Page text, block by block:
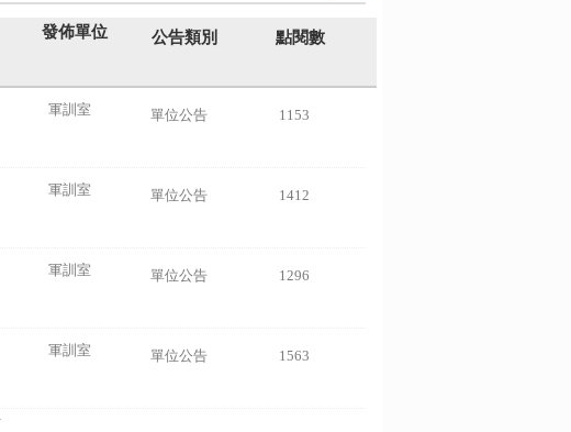
發佈單位 公告類別
點閱數
軍訓室 單位公告
1153
軍訓室 單位公告
1412
軍訓室 單位公告
1296
軍訓室 單位公告
1563